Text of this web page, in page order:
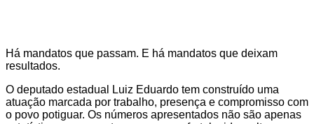
Há mandatos que passam. E há mandatos que deixam
resultados.
O deputado estadual Luiz Eduardo tem construído uma
atuação marcada por trabalho, presença e compromisso com
o povo potiguar. Os números apresentados não são apenas